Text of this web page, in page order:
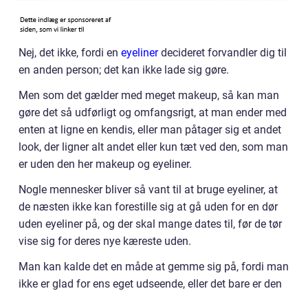
Nej, det ikke, fordi en eyelinerdecideret forvandler dig til
en anden person; det kan ikke lade sig gøre.
Men som det gælder med meget makeup, så kan man
gøre det så udførligt og omfangsrigt, at man ender med
enten at ligne en kendis, eller man påtager sig et andet
look, der ligner alt andet eller kun tæt ved den, som man
er uden den her makeup og eyeliner.
Nogle mennesker bliver så vant til at bruge eyeliner, at
de næsten ikke kan forestille sig at gå uden for en dør
uden eyeliner på, og der skal mange dates til, før de tør
vise sig for deres nye kæreste uden.
Man kan kalde det en måde at gemme sig på, fordi man
ikke er glad for ens eget udseende, eller det bare er den